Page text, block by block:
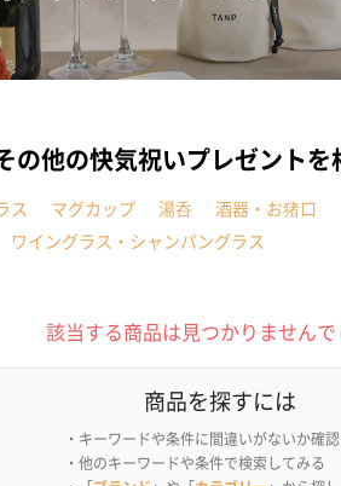
の他の快気祝いプレゼント
ス マグカップ 湯呑 酒器・お猪口
ワイングラス・シャンパングラス
該当する商品は見つかりません
商品を探すには
・キーワードや条件に間違いがないか確
・他のキーワードや条件で検索してみる